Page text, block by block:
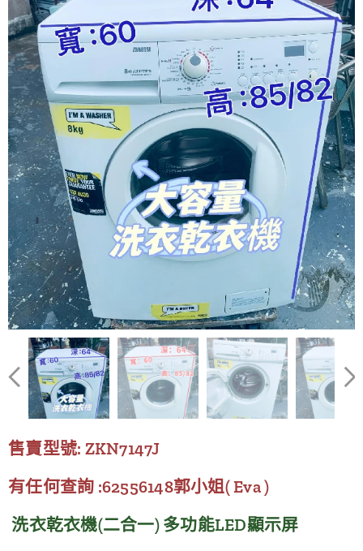
售賣型號: ZKN7147J
有任何查詢 :62556148郭小姐( Eva )
洗衣乾衣機(二合一) 多功能LED顯示屏